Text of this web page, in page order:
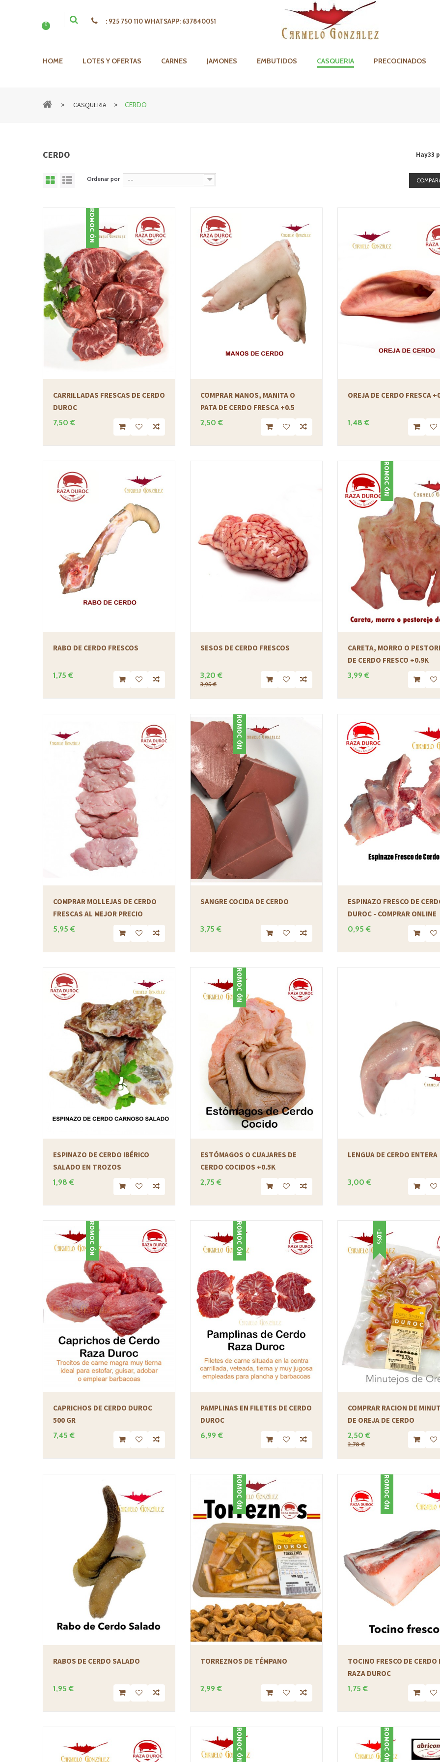
0 : 925 750 110 WHATSAPP: 637840051
HOME LOTES Y OFERTAS CARNES JAMONES EMBUTIDOS CASQUERIA PRECOCINADOS
> CASQUERIA > CERDO
CERDO Hay33
Ordenar por --
PROMOCIÓN
CARRILLADAS FRESCAS DE CERDO
DUROC
7,50 €
COMPRAR MANOS, MANITA O
PATA DE CERDO FRESCA +0.5
2,50 €
OREJA DE CERDO FRESCA
1,48 €
RABO DE CERDO FRESCOS
1,75 €
SESOS DE CERDO FRESCOS
3,20 €
3,95 €
PROMOCIÓN
CARETA, MORRO O
DE CERDO FRESCO +0.9K
3,99 €
COMPRAR MOLLEJAS DE CERDO
FRESCAS AL MEJOR PRECIO
5,95 €
PROMOCIÓN
SANGRE COCIDA DE CERDO
3,75 €
ESPINAZO FRESCO DE
DUROC - COMPRAR ONLINE
0,95 €
ESPINAZO DE CERDO IBÉRICO
SALADO EN TROZOS
1,98 €
PROMOCIÓN
ESTÓMAGOS O CUAJARES DE
CERDO COCIDOS +0.5K
2,75 €
LENGUA DE CERDO ENTERA
3,00 €
PROMOCIÓN
CAPRICHOS DE CERDO DUROC
500 GR
7,45 €
PROMOCIÓN
PAMPLINAS EN FILETES DE CERDO
DUROC
6,99 €
-10%
COMPRAR RACION DE
DE OREJA DE CERDO
2,50 €
2,78 €
RABOS DE CERDO SALADO
1,95 €
PROMOCIÓN
TORREZNOS DE TÉMPANO
2,99 €
PROMOCIÓN
TOCINO FRESCO DE CERDO
RAZA DUROC
1,75 €
PROMOCIÓN PROMOCIÓN